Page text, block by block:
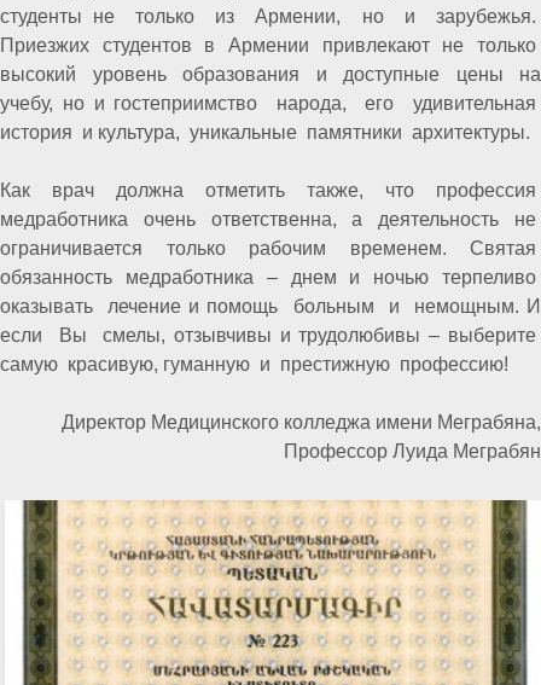
студенты не только из Армении, но и зарубежья.
Приезжих студентов в Армении привлекают не только
высокий уровень образования и доступные цены на
учебу, но и гостеприимство народа, его удивительная
история и культура, уникальные памятники архитектуры.
Как врач должна отметить также, что профессия
медработника очень ответственна, а деятельность не
ограничивается только рабочим временем. Святая
обязанность медработника – днем и ночью терпеливо
оказывать лечение и помощь больным и немощным. И
если Вы смелы, отзывчивы и трудолюбивы – выберите
самую красивую, гуманную и престижную профессию!
Директор Медицинского колледжа имени Меграбяна,
Профессор Луида Меграбян